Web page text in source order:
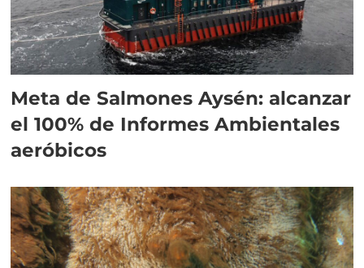
Meta de Salmones Aysén: alcanzar
el 100% de Informes Ambientales
aeróbicos